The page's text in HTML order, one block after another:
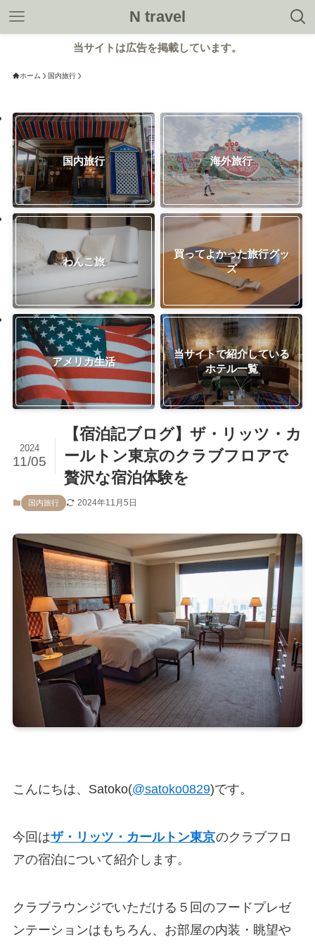
N travel
当サイトは広告を掲載しています。
ホーム 国内旅行
国内旅行 海外旅行
わんこ旅
買ってよかった旅行グッ
ズ
アメリカ生活
当サイトで紹介している
ホテル一覧
【宿泊記ブログ】ザ・リッツ・カ
ールトン東京のクラブフロアで
贅沢な宿泊体験を
2024
11/05
国内旅行 2024年11月5日
こんにちは、Satoko(@satoko0829)です。
今回はザ・リッツ・カールトン東京のクラブフロ
アの宿泊について紹介します。
クラブラウンジでいただける５回のフードプレゼ
ンテーションはもちろん、お部屋の内装・眺望や